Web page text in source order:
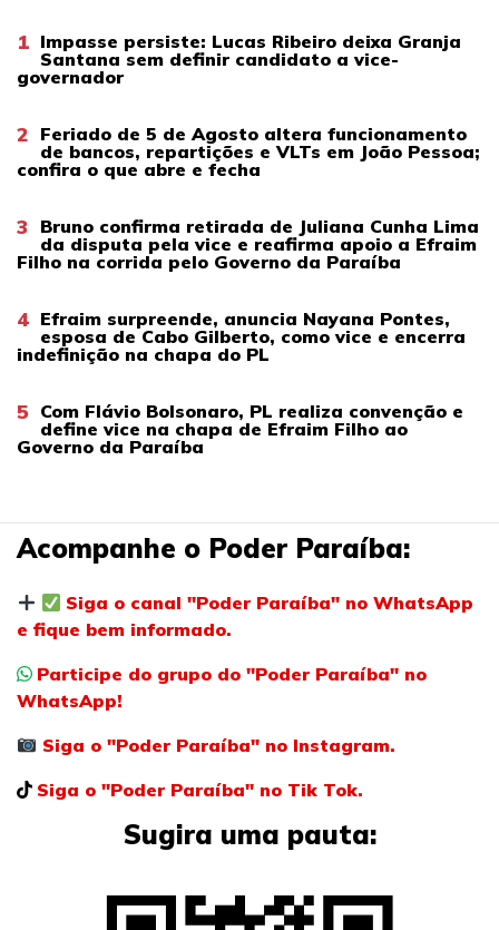
1 Impasse persiste: Lucas Ribeiro deixa Granja
Santana sem definir candidato a vice-
governador
2 Feriado de 5 de Agosto altera funcionamento
de bancos, repartições e VLTs em João Pessoa;
confira o que abre e fecha
3 Bruno confirma retirada de Juliana Cunha Lima
da disputa pela vice e reafirma apoio a Efraim
Filho na corrida pelo Governo da Paraíba
4 Efraim surpreende, anuncia Nayana Pontes,
esposa de Cabo Gilberto, como vice e encerra
indefinição na chapa do PL
5 Com Flávio Bolsonaro, PL realiza convenção e
define vice na chapa de Efraim Filho ao
Governo da Paraíba
Acompanhe o Poder Paraíba:
Siga o canal "Poder Paraíba" no WhatsApp
e fique bem informado.
Participe do grupo do "Poder Paraíba" no
WhatsApp!
Siga o "Poder Paraíba" no Instagram.
Siga o "Poder Paraíba" no Tik Tok.
Sugira uma pauta: